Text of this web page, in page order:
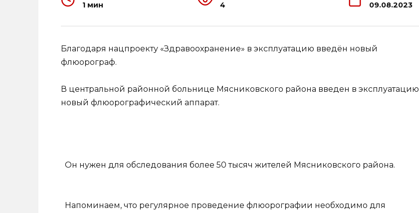
1 мин 4 09.08.2023
Благодаря нацпроекту «Здравоохранение» в эксплуатацию введён новый
флюорограф.
В центральной районной больнице Мясниковского района введен в эксплуатацию
новый флюорографический аппарат.
Он нужен для обследования более 50 тысяч жителей Мясниковского района.
Напоминаем, что регулярное проведение флюорографии необходимо для